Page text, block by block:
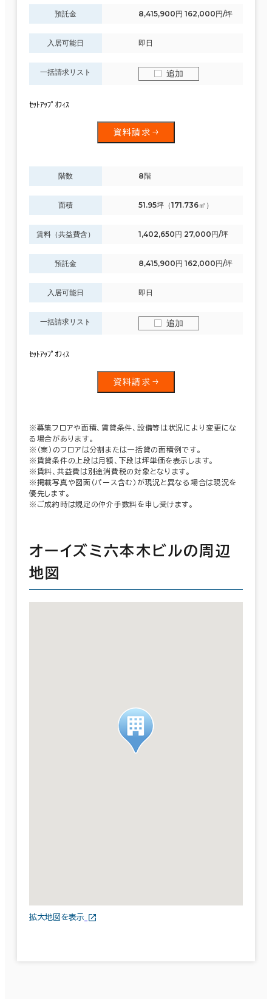
預託金 8,415,900円 162,000円/坪
入居可能日 即日
一括請求リスト 追加
ｾｯﾄｱｯﾌﾟｵﾌｨｽ
資料請求
階数 8階
面積 51.95坪（171.736㎡）
賃料（共益費含） 1,402,650円 27,000円/坪
預託金 8,415,900円 162,000円/坪
入居可能日 即日
一括請求リスト 追加
ｾｯﾄｱｯﾌﾟｵﾌｨｽ
資料請求
※募集フロアや面積、賃貸条件、設備等は状況により変更にな
る場合があります。
※（案）のフロアは分割または一括貸の面積例です。
※賃貸条件の上段は月額、下段は坪単価を表示します。
※賃料、共益費は別途消費税の対象となります。
※掲載写真や図面（パース含む）が現況と異なる場合は現況を
優先します。
※ご成約時は規定の仲介手数料を申し受けます。
オーイズミ六本木ビルの周辺
地図
拡大地図を表示